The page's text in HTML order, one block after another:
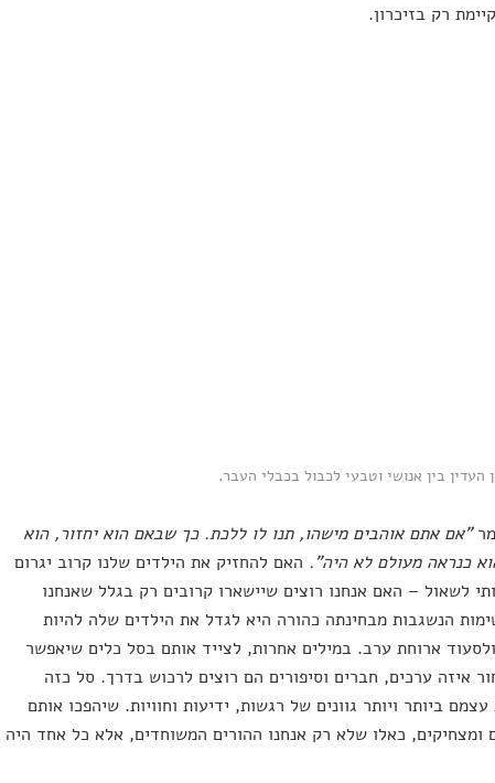
רק בזיכרון.
בין אנושי וטבעי לכבול בכבלי העבר.
"אם אתם אוהבים מישהו, תנו לו ללכת. כך שבאם הוא יחזור, הוא
כנראה מעולם לא היה". האם להחזיק את הילדים שלנו קרוב יגרום
לשאול – האם אנחנו רוצים שיישארו קרובים רק בגלל שאנחנו
הנשגבות מבחינתה כהורה היא לגדל את הילדים שלה להיות
ארוחת ערב. במילים אחרות, לצייד אותם בסל כלים שיאפשר
איזה ערכים, חברים וסיפורים הם רוצים לרכוש בדרך. סל כזה
ביותר ויותר גוונים של רגשות, ידיעות וחוויות. שיהפכו אותם
ומצחיקים, כאלו שלא רק אנחנו ההורים המשוחדים, אלא כל אחד היה